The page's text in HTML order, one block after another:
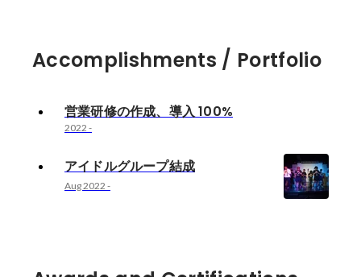
Accomplishments / Portfolio
営業研修の作成、導入 100%
2022 -
アイドルグループ結成
Aug 2022 -